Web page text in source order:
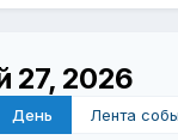
27, 2026
День Лента